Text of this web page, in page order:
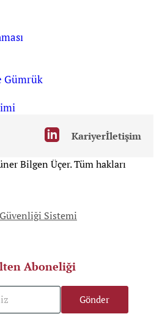
Gümrük
Kariyerİletişim
Bilgen Üçer. Tüm hakları
Sistemi
Aboneliği
Gönder